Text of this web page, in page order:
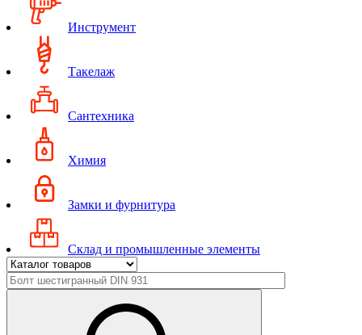
Инструмент
Такелаж
Сантехника
Химия
Замки и фурнитура
Склад и промышленные элементы